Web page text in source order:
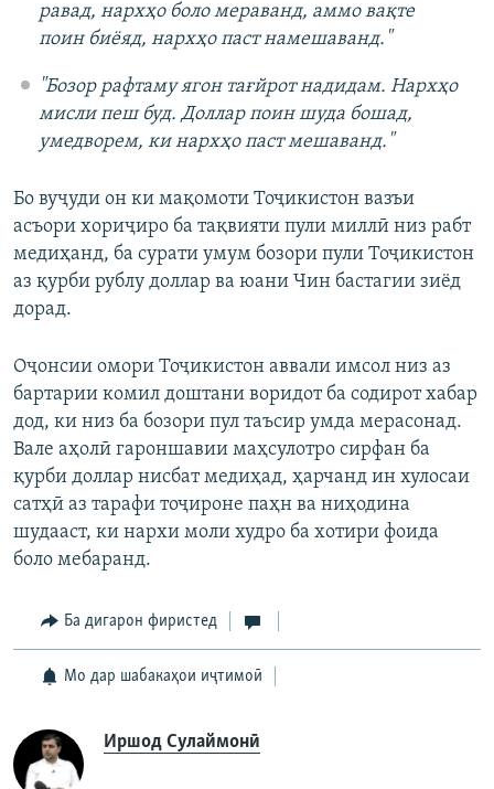
равад, нархҳо боло мераванд, аммо вақте
поин биёяд, нархҳо паст намешаванд."
"Бозор рафтаму ягон тағйрот надидам. Нархҳо
мисли пеш буд. Доллар поин шуда бошад,
умедворем, ки нархҳо паст мешаванд."
Бо вуҷуди он ки мақомоти Тоҷикистон вазъи
асъори хориҷиро ба тақвияти пули миллӣ низ рабт
медиҳанд, ба сурати умум бозори пули Тоҷикистон
аз қурби рублу доллар ва юани Чин бастагии зиёд
дорад.
Оҷонсии омори Тоҷикистон аввали имсол низ аз
бартарии комил доштани воридот ба содирот хабар
дод, ки низ ба бозори пул таъсир умда мерасонад.
Вале аҳолӣ гароншавии маҳсулотро сирфан ба
қурби доллар нисбат медиҳад, ҳарчанд ин хулосаи
сатҳӣ аз тарафи тоҷироне паҳн ва ниҳодина
шудааст, ки нархи моли худро ба хотири фоида
боло мебаранд.
Ба дигарон фиристед
Мо дар шабакаҳои иҷтимоӣ
Иршод Сулаймонӣ